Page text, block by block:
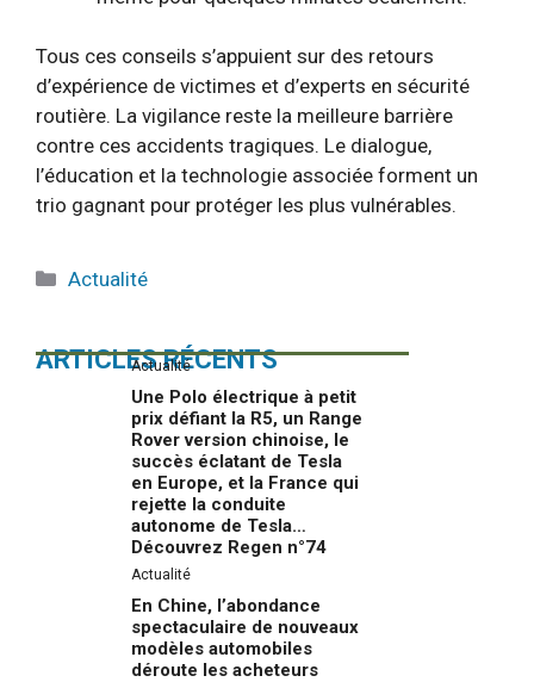
Tous ces conseils s’appuient sur des retours
d’expérience de victimes et d’experts en sécurité
routière. La vigilance reste la meilleure barrière
contre ces accidents tragiques. Le dialogue,
l’éducation et la technologie associée forment un
trio gagnant pour protéger les plus vulnérables.
Catégories
Actualité
ARTICLES RÉCENTS
Actualité
Une Polo électrique à petit
prix défiant la R5, un Range
Rover version chinoise, le
succès éclatant de Tesla
en Europe, et la France qui
rejette la conduite
autonome de Tesla…
Découvrez Regen n°74
Actualité
En Chine, l’abondance
spectaculaire de nouveaux
modèles automobiles
déroute les acheteurs